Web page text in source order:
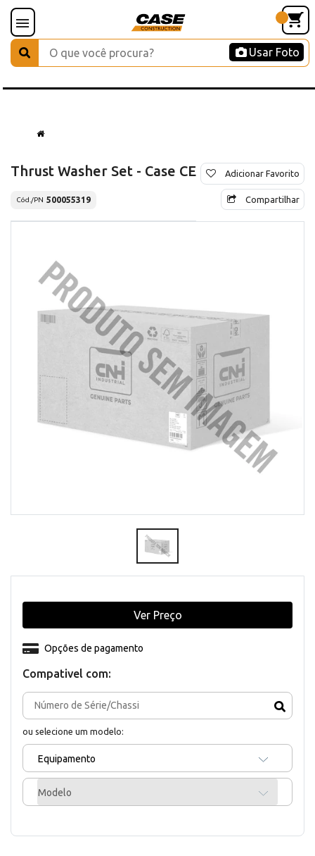
Usar Foto
Thrust Washer Set - Case CE
Cód./PN 500055319
Adicionar Favorito
Compartilhar
Compativel com:
ou selecione um modelo:
Equipamento
Modelo
Opções de pagamento
Ver Preço